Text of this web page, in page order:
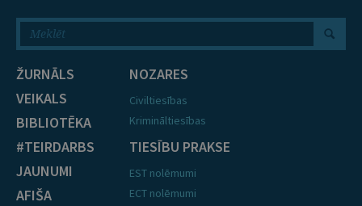
ŽURNĀLS
VEIKALS
BIBLIOTĒKA
#TEIRDARBS
JAUNUMI
AFIŠA
NOZARES
Civiltiesības
Krimināltiesības
TIESĪBU PRAKSE
EST nolēmumi
ECT nolēmumi